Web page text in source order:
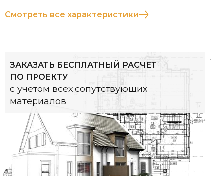
Ширина покрытия (прибл.)
Расход черепицы на м2 (прибл.)
9.7 – 10.7
Вес черепицы (прибл.)
Вес на м² (прибл.) 45.9 кг/м²
Вес поддона (прибл.) 1082 кг
Стандартный уклон крыши 22°
Смотреть все характеристики
ЗАКАЗАТЬ БЕСПЛАТНЫЙ РАСЧЕТ
ПО ПРОЕКТУ
с учетом всех сопутствующих
материалов